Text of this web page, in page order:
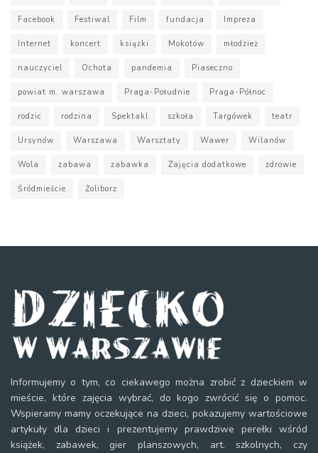
Facebook Festiwal Film fundacja Impreza
Internet koncert książki Mokotów młodzież
nauczyciel Ochota pandemia Piaseczno
powiat m. warszawa Praga-Południe Praga-Północ
rodzic rodzina Spektakl szkoła Targówek teatr
Ursynów Warszawa Warsztaty Wawer Wilanów
Wola zabawa zabawka Zajęcia dodatkowe zdrowie
Śródmieście Żoliborz
Informujemy o tym, co ciekawego można zrobić z dzieckiem w
mieście, które zajęcia wybrać, do kogo zwrócić się o pomoc.
Wspieramy mamy oczekujące na dzieci, pokazujemy wartościowe
artykuły dla dzieci i prezentujemy prawdziwe perełki wśród
książek, zabawek, gier planszowych, art. szkolnych, czy